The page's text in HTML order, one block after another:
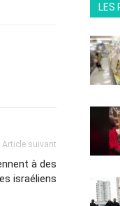
Article suivant
à des
israéliens
LES